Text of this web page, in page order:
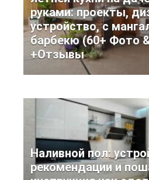
руками: проекты,
устройство, с
барбекю (60+ Фото
+Отзывы
Наливной пол:
рекомендации и